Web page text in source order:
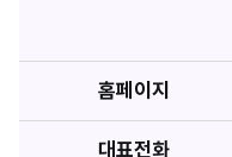
홈페이지
대표전화